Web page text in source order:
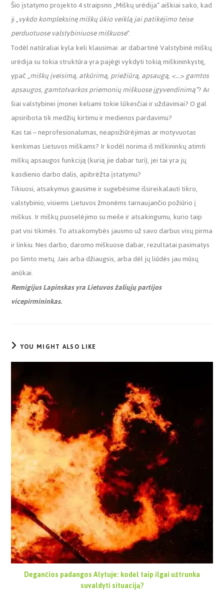
Šio įstatymo projekto 4 straipsnis „Miškų urėdija“ aiškiai sako, kad
ji „vykdo kompleksinę miškų ūkio veiklą jai patikėjimo teise
perduotuose valstybiniuose miškuose“.
Todėl natūraliai kyla keli klausimai: ar dabartinė Valstybinė miškų
urėdija su tokia struktūra yra pajėgi vykdyti tokią miškininkystę,
ypač „miškų įveisimą, atkūrimą, priežiūrą, apsaugą, <…> gamtos
apsaugos, gamtotvarkos priemonių miškuose įgyvendinimą“? Ar
šiai valstybinei įmonei keliami tokie lūkesčiai ir uždaviniai? O gal
apsiribota tik medžių kirtimu ir medienos pardavimu?
Kas tai – neprofesionalumas, neapsižiūrėjimas ar motyvuotas
kenkimas Lietuvos miškams? Ir kodėl norima iš miškininkų atimti
miškų apsaugos funkciją (kurią jie dabar turi), jei tai yra jų
kasdienio darbo dalis, apibrėžta įstatymu?
Tikiuosi, atsakymus gausime ir sugebėsime išsireikalauti tikro,
valstybinio, visiems Lietuvos žmonėms tarnaujančio požiūrio į
miškus. Ir miškų puoselėjimo su meile ir atsakingumu, kurio taip
pat visi tikimės. To atsakomybės jausmo už savo darbus visų pirma
ir linkiu. Nes darbo, daromo miškuose dabar, rezultatai pasimatys
po šimto metų. Jais arba džiaugsis, arba dėl jų liūdės jau mūsų
anūkai.
Remigijus Lapinskas yra Lietuvos žaliųjų partijos
vicepirmininkas.
YOU MIGHT ALSO LIKE
Degančios padangos Alytuje: kodėl taip ilgai užtrunka
suvaldyti situaciją?